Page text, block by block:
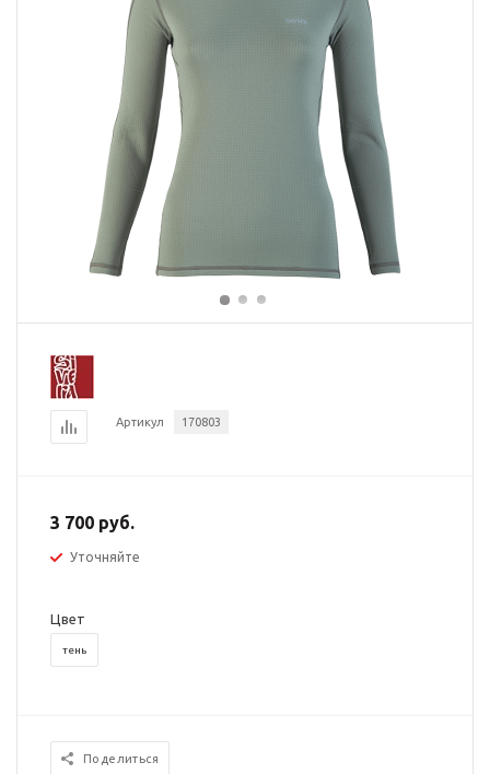
Артикул 170803
3 700 руб.
Уточняйте
Цвет
тень
Поделиться